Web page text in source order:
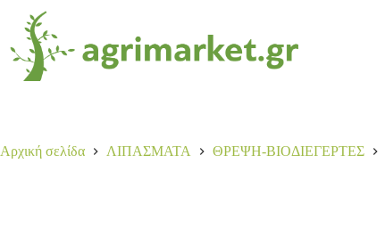
16,00 24 σε απόθεμα
Αρχική σελίδα ΛΙΠΑΣΜΑΤΑ ΘΡΕΨΗ-ΒΙΟΔΙΕΓΕΡΤΕΣ